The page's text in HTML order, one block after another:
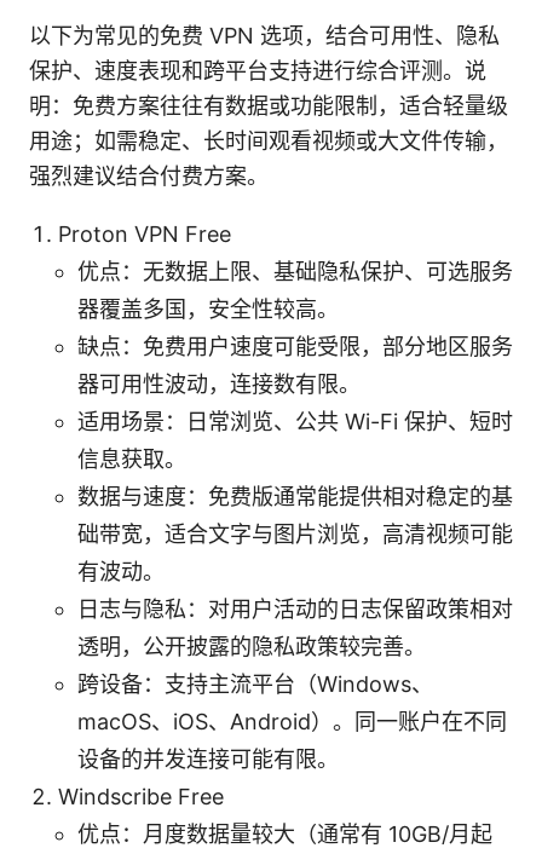
以下为常见的免费 VPN 选项，结合可用性、隐私
保护、速度表现和跨平台支持进行综合评测。说
明：免费方案往往有数据或功能限制，适合轻量级
用途；如需稳定、长时间观看视频或大文件传输，
强烈建议结合付费方案。
Proton VPN Free
优点：无数据上限、基础隐私保护、可选服务
器覆盖多国，安全性较高。
缺点：免费用户速度可能受限，部分地区服务
器可用性波动，连接数有限。
适用场景：日常浏览、公共 Wi-Fi 保护、短时
信息获取。
数据与速度：免费版通常能提供相对稳定的基
础带宽，适合文字与图片浏览，高清视频可能
有波动。
日志与隐私：对用户活动的日志保留政策相对
透明，公开披露的隐私政策较完善。
跨设备：支持主流平台（Windows、
macOS、iOS、Android）。同一账户在不同
设备的并发连接可能有限。
Windscribe Free
优点：月度数据量较大（通常有 10GB/月起